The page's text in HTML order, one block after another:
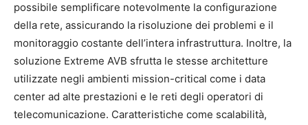
possibile semplificare notevolmente la configurazione
della rete, assicurando la risoluzione dei problemi e il
monitoraggio costante dell’intera infrastruttura. Inoltre, la
soluzione Extreme AVB sfrutta le stesse architetture
utilizzate negli ambienti mission-critical come i data
center ad alte prestazioni e le reti degli operatori di
telecomunicazione. Caratteristiche come scalabilità,